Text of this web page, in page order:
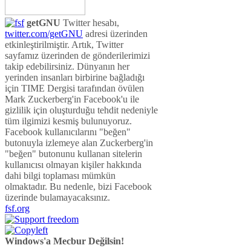
getGNU Twitter hesabı,
twitter.com/getGNU adresi üzerinden
etkinleştirilmiştir. Artık, Twitter
sayfamız üzerinden de gönderilerimizi
takip edebilirsiniz. Dünyanın her
yerinden insanları birbirine bağladığı
için TIME Dergisi tarafından övülen
Mark Zuckerberg'in Facebook'u ile
gizlilik için oluşturduğu tehdit nedeniyle
tüm ilgimizi kesmiş bulunuyoruz.
Facebook kullanıcılarını "beğen"
butonuyla izlemeye alan Zuckerberg'in
"beğen" butonunu kullanan sitelerin
kullanıcısı olmayan kişiler hakkında
dahi bilgi toplaması mümkün
olmaktadır. Bu nedenle, bizi Facebook
üzerinde bulamayacaksınız.
fsf.org
Windows'a Mecbur Değilsin!